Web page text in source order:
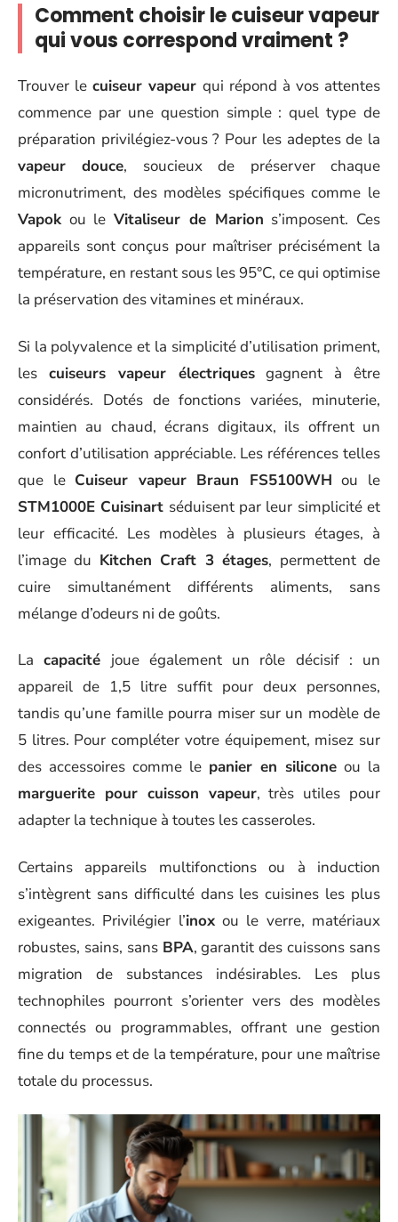
Comment choisir le cuiseur vapeur
qui vous correspond vraiment ?
Trouver lecuiseur vapeur qui répond à vos attentes
commence par une question simple : quel type de
préparation privilégiez-vous ? Pour les adeptes de la
vapeur douce, soucieux de préserver chaque
micronutriment, des modèles spécifiques comme le
Vapok ou leVitaliseur de Marion s’imposent. Ces
appareils sont conçus pour maîtriser précisément la
température, en restant sous les 95°C, ce qui optimise
la préservation des vitamines et minéraux.
Si la polyvalence et la simplicité d’utilisation priment,
les cuiseurs vapeur électriquesgagnent à être
considérés. Dotés de fonctions variées, minuterie,
maintien au chaud, écrans digitaux, ils offrent un
confort d’utilisation appréciable. Les références telles
que le Cuiseur vapeur Braun FS5100WH ou le
STM1000E Cuisinart séduisent par leur simplicité et
leur efficacité. Les modèles à plusieurs étages, à
l’image du Kitchen Craft 3 étages, permettent de
cuire simultanément différents aliments, sans
mélange d’odeurs ni de goûts.
Lacapacité joue également un rôle décisif : un
appareil de 1,5 litre suffit pour deux personnes,
tandis qu’une famille pourra miser sur un modèle de
5 litres. Pour compléter votre équipement, misez sur
des accessoires comme le panier en silicone ou la
marguerite pour cuisson vapeur, très utiles pour
adapter la technique à toutes les casseroles.
Certains appareils multifonctions ou à induction
s’intègrent sans difficulté dans les cuisines les plus
exigeantes. Privilégier l’inoxou le verre, matériaux
robustes, sains, sans BPA, garantit des cuissons sans
migration de substances indésirables. Les plus
technophiles pourront s’orienter vers des modèles
connectés ou programmables, offrant une gestion
fine du temps et de la température, pour une maîtrise
totale du processus.